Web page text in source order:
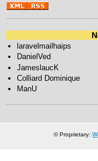
laravelmailhaips
DanielVed
JameslaucK
Colliard Dominique
ManU
© Proprietary: